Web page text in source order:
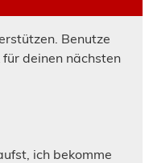
Benutze
deinen nächsten
ich bekomme